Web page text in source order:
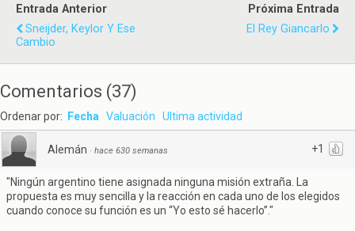
Entrada Anterior
Sneijder, Keylor Y Ese
Cambio
Próxima Entrada
El Rey Giancarlo
Comentarios (37)
Ordenar por: Fecha Valuación Ultima actividad
+1
Alemán · hace 630 semanas
"Ningún argentino tiene asignada ninguna misión extraña. La
propuesta es muy sencilla y la reacción en cada uno de los elegidos
cuando conoce su función es un “Yo esto sé hacerlo”."